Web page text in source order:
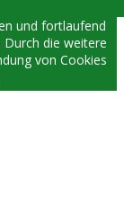
und fortlaufend
die weitere
von Cookies